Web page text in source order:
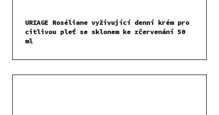
URIAGE Roséliane vyživující denní krém pro
citlivou pleť se sklonem ke zčervenání 50
ml